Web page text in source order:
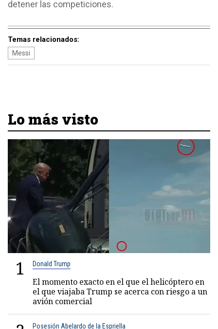
detener las competiciones.
Temas relacionados:
Messi
Lo más visto
1 Donald Trump
El momento exacto en el que el helicóptero en
el que viajaba Trump se acerca con riesgo a un
avión comercial
Posesión Abelardo de la Espriella